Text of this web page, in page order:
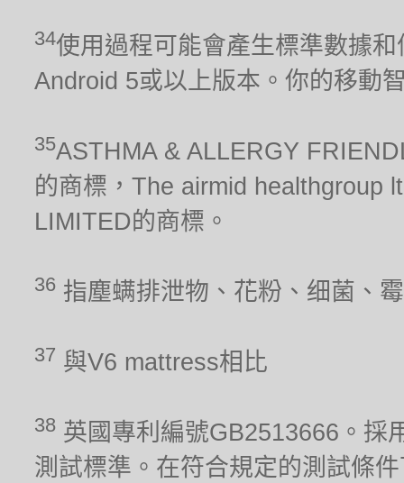
34使用過程可能會產生標準數據
Android 5或以上版本。你的移動
35ASTHMA & ALLERGY
的商標，The airmid healthgroup
LIMITED的商標。
36 指塵螨排泄物、花粉、细菌、
37 與V6 mattress相比
38 英國專利編號GB2513666。採
測試標準。在符合規定的測試條